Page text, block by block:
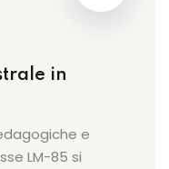
in
e
LM-85 si